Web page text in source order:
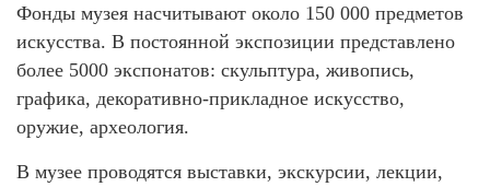
Фонды музея насчитывают около 150 000 предметов
искусства. В постоянной экспозиции представлено
более 5000 экспонатов: скульптура, живопись,
графика, декоративно-прикладное искусство,
оружие, археология.
В музее проводятся выставки, экскурсии, лекции,